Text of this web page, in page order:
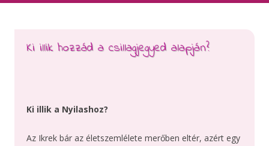
Skip
Ki illik hozzád a csillagjegyed alapján?
Ki illik a Nyilashoz?
Az Ikrek bár az életszemlélete merőben eltér, azért egy